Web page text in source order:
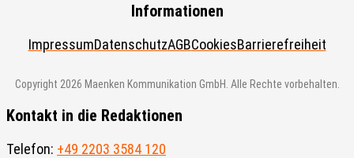
Informationen
ImpressumDatenschutzAGBCookiesBarrierefreiheit
Copyright 2026 Maenken Kommunikation GmbH. Alle Rechte vorbehalten.
Kontakt in die Redaktionen
Telefon: +49 2203 3584 120